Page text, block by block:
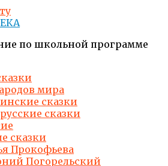
по школьной программе
мира
сказки
сказки
сказки
Прокофьева
Погорельский